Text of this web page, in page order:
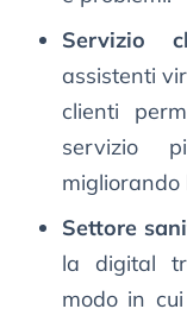
Servizio
assistenti
clienti
servizio
migliorando
Settore
la digital
modo in